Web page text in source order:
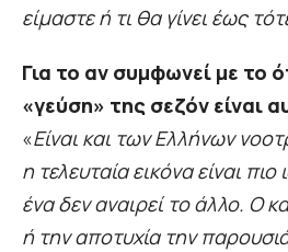
είμαστε ή τι θα γίνει έως
Για το αν συμφωνεί με το
«γεύση» της σεζόν είναι
«Είναι και των Ελλήνων
η τελευταία εικόνα είναι
ένα δεν αναιρεί το άλλο. Ο
ή την αποτυχία την